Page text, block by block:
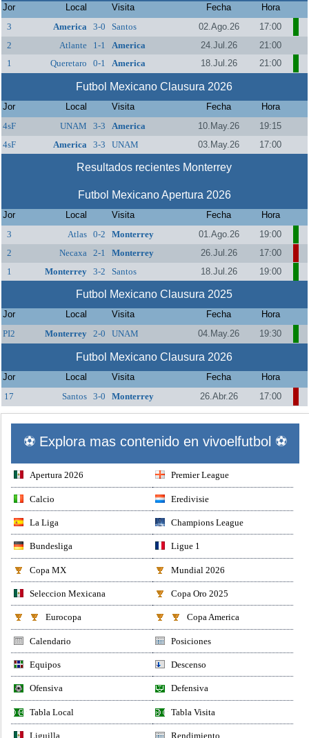
Jor Local Visita Fecha
Hora
3
America 3-0 Santos 02.Ago.26
17:00
2
Atlante 1-1 America 24.Jul.26
21:00
1
Queretaro 0-1 America 18.Jul.26 21:00
Futbol Mexicano Clausura 2026
Jor Local Visita Fecha
Hora
4sF
UNAM 3-3 America 10.May.26
19:15
4sF
America 3-3 UNAM 03.May.26 17:00
Resultados recientes Monterrey
Futbol Mexicano Apertura 2026
Jor Local Visita Fecha
Hora
3
Atlas 0-2 Monterrey 01.Ago.26
19:00
2
Necaxa 2-1 Monterrey 26.Jul.26
17:00
1
Monterrey 3-2 Santos 18.Jul.26 19:00
Futbol Mexicano Clausura 2025
Jor Local Visita Fecha
Hora
PI2
Monterrey 2-0 UNAM 04.May.26 19:30
Futbol Mexicano Clausura 2026
Jor Local Visita Fecha
Hora
17
Santos 3-0 Monterrey 26.Abr.26 17:00
⚽ Explora mas contenido en vivoelfutbol ⚽
Apertura 2026 Premier League
Calcio Eredivisie
La Liga Champions League
Bundesliga Ligue 1
Copa MX Mundial 2026
Seleccion Mexicana Copa Oro 2025
Eurocopa Copa America
Calendario Posiciones
Equipos Descenso
Ofensiva Defensiva
Tabla Local Tabla Visita
Liguilla Rendimiento